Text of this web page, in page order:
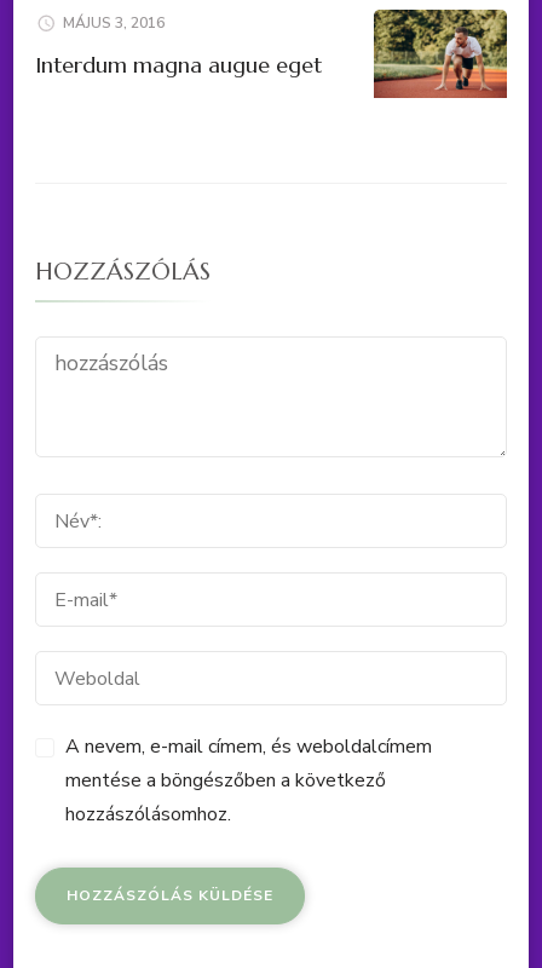
MÁJUS 3, 2016
Interdum magna augue eget
HOZZÁSZÓLÁS
A nevem, e-mail címem, és weboldalcímem
mentése a böngészőben a következő
hozzászólásomhoz.